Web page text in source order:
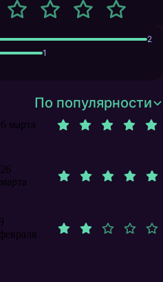
2
1
По популярности
марта
26
марта
9
февраля